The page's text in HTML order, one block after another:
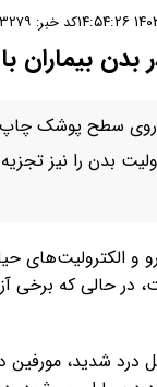
کد خبر: ۳۲۷۹
بدن
سطح پوشک چاپ شده
بدن را نیز
و الکترولیت‌های
حالی که برخی
درد شدید،